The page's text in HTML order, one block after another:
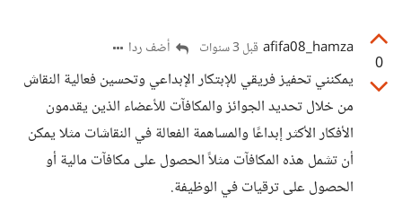
0
afifa08_hamza قبل 3 سنوات أضف ردا
يمكنني تحفيز فريقي للإبتكار الإبداعي وتحسين فعالية النقاش
من خلال تحديد الجوائز والمكافآت للأعضاء الذين يقدمون
الأفكار الأكثر إبداعًا والمساهمة الفعالة في النقاشات مثلا يمكن
أن تشمل هذه المكافآت مثلاً الحصول على مكافآت مالية أو
الحصول على ترقيات في الوظيفة.